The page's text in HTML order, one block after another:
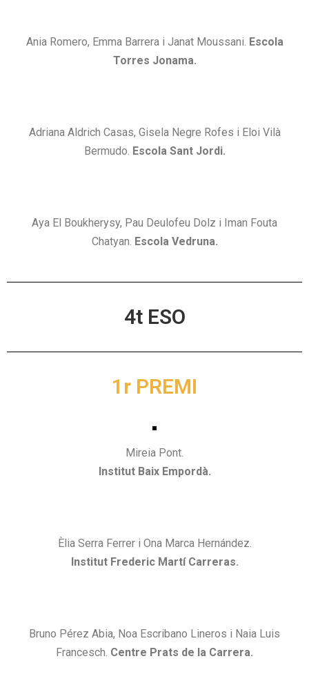
Ania Romero, Emma Barrera i Janat Moussani. Escola
Torres Jonama.
Adriana Aldrich Casas, Gisela Negre Rofes i Eloi Vilà
Bermudo. Escola Sant Jordi.
Aya El Boukherysy, Pau Deulofeu Dolz i Iman Fouta
Chatyan. Escola Vedruna.
4t ESO
1r PREMI
Mireia Pont.
Institut Baix Empordà.
Èlia Serra Ferrer i Ona Marca Hernández.
Institut Frederic Martí Carreras.
Bruno Pérez Abia, Noa Escribano Lineros i Naia Luis
Francesch. Centre Prats de la Carrera.